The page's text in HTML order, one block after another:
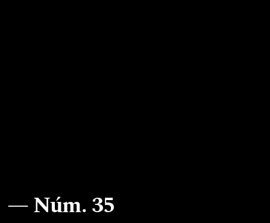
Núm. 35